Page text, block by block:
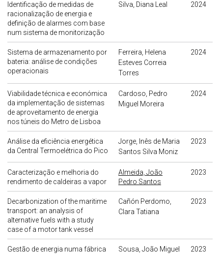
Identificação de medidas de
racionalização de energia e
definição de alarmes com base
num sistema de monitorização
Silva, Diana Leal 2024
Sistema de armazenamento por
bateria: análise de condições
operacionais
Ferreira, Helena
Esteves Correia
Torres
2024
Viabilidade técnica e económica
da implementação de sistemas
de aproveitamento de energia
nos túneis do Metro de Lisboa
Cardoso, Pedro
Miguel Moreira
2024
Análise da eficiência energética
da Central Termoelétrica do Pico
Jorge, Inês de Maria
Santos Silva Moniz
2023
Caracterização e melhoria do
rendimento de caldeiras a vapor
Almeida, João
Pedro Santos
2023
Decarbonization of the maritime
transport: an analysis of
alternative fuels with a study
case of a motor tank vessel
Cañón Perdomo,
Clara Tatiana
2023
Gestão de energia numa fábrica
Sousa, João Miguel
2023